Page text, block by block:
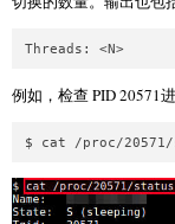
例如，检查 PID 20571